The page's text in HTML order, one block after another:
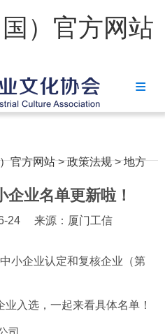
）官方网站
国）官方网站
简介
国）官方网站
政策
文化
官方网站>政策法规>地方
企业名单更新啦！
24 来源：厦门工信
小企业认定和复核企业（第
业入选，一起来看具体名单！